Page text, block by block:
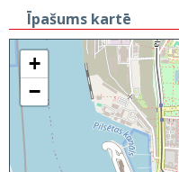
Īpašums kartē
+
−